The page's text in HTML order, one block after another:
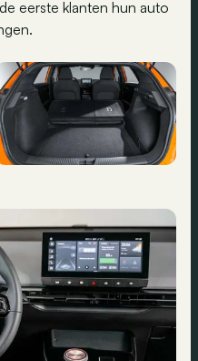
eerste klanten hun auto